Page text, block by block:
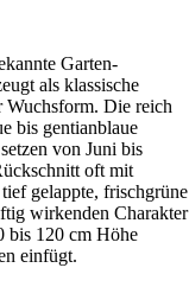
Garten-
als klassische
Wuchsform. Die reich
bis gentianblaue
von Juni bis
oft mit
gelappte, frischgrüne
wirkenden Charakter
bis 120 cm Höhe
einfügt.